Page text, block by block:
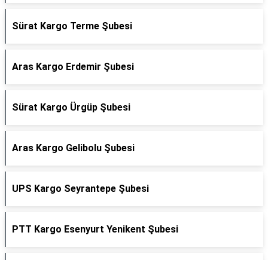
Sürat Kargo Terme Şubesi
Aras Kargo Erdemir Şubesi
Sürat Kargo Ürgüp Şubesi
Aras Kargo Gelibolu Şubesi
UPS Kargo Seyrantepe Şubesi
PTT Kargo Esenyurt Yenikent Şubesi